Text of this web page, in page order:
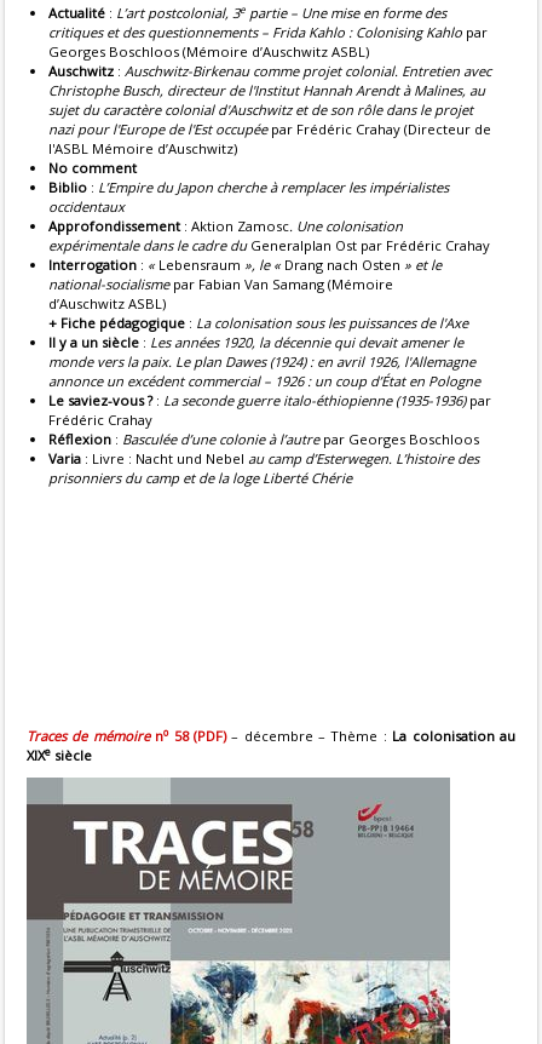
Actualité : L’art postcolonial, 3e partie – Une mise en forme des
critiques et des questionnements – Frida Kahlo : Colonising Kahlo par
Georges Boschloos (Mémoire d’Auschwitz ASBL)
Auschwitz : Auschwitz-Birkenau comme projet colonial. Entretien avec
Christophe Busch, directeur de l'Institut Hannah Arendt à Malines, au
sujet du caractère colonial d'Auschwitz et de son rôle dans le projet
nazi pour l'Europe de l'Est occupéepar Frédéric Crahay (Directeur de
l'ASBL Mémoire d’Auschwitz)
No comment
Biblio : L’Empire du Japon cherche à remplacer les impérialistes
occidentaux
Approfondissement : Aktion Zamosc. Une colonisation
expérimentale dans le cadre du Generalplan Ost par Frédéric Crahay
Interrogation : « Lebensraum », le « Drang nach Osten » et le
national-socialismepar Fabian Van Samang (Mémoire
d’Auschwitz ASBL)
+ Fiche pédagogique : La colonisation sous les puissances de l'Axe
Il y a un siècle : Les années 1920, la décennie qui devait amener le
monde vers la paix. Le plan Dawes (1924) : en avril 1926, l'Allemagne
annonce un excédent commercial – 1926 : un coup d’État en Pologne
Le saviez-vous ?: La seconde guerre italo-éthiopienne (1935-1936)par
Frédéric Crahay
Réflexion : Basculée d’une colonie à l’autrepar Georges Boschloos
Varia : Livre : Nacht und Nebel au camp d’Esterwegen. L’histoire des
prisonniers du camp et de la loge Liberté Chérie
Traces de mémoireno58 (PDF)– décembre – Thème : La colonisation au
XIXe siècle